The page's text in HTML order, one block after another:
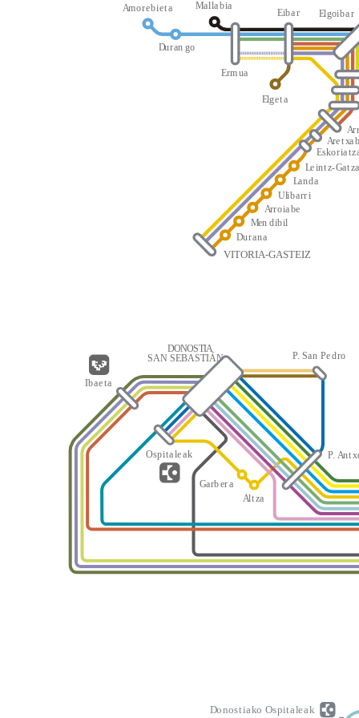
Durana
Men dibil
Arroiabe
Ulibarri
Landa
Leintz-Gatz
VITORIA-GASTEIZ
Arr
Aretxab
Eskoriatz
Elgeta
Amorebieta
Duran go
Mallabia
Eibar
Ermua
Elgoibar
Altza
Garbera
DONOSTIA
SAN SEBASTIÁN P. San Pedro
P Antx
Ospitaleak
Ibaeta
Donostiako Ospitaleak